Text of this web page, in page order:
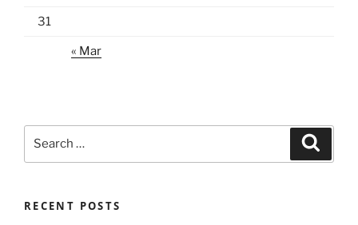
31
« Mar
RECENT POSTS